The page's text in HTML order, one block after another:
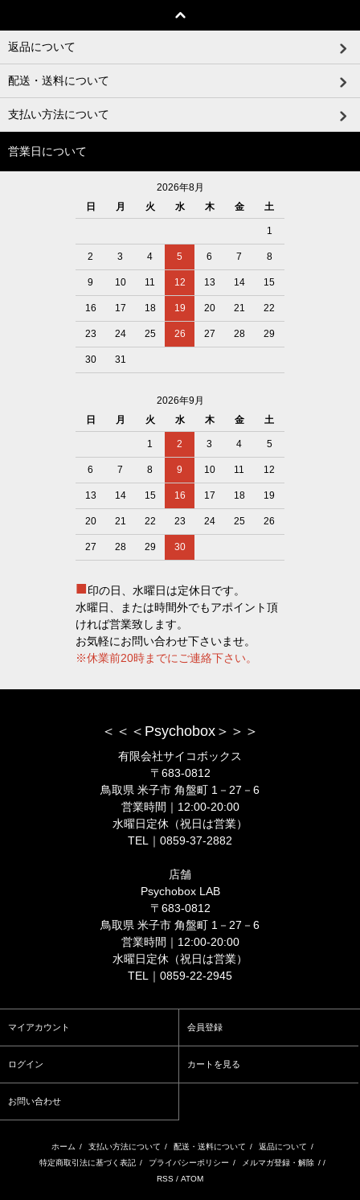
返品について
配送・送料について
支払い方法について
営業日について
2026年8月
日
月 火 水 木 金 土
1
2 3 4 5 6 7 8
9 10 11 12 13 14 15
16 17 18 19 20 21 22
23 24 25 26 27 28 29
30 31
2026年9月
日
月 火 水 木 金 土
1 2 3 4 5
6 7 8 9 10 11 12
13 14 15 16 17 18 19
20 21 22 23 24 25 26
27 28 29 30
■印の日、水曜日は定休日です。
水曜日、または時間外でもアポイント頂
ければ営業致します。
お気軽にお問い合わせ下さいませ。
※休業前20時までにご連絡下さい。
＜＜＜Psychobox＞＞＞
有限会社サイコボックス
〒683-0812
鳥取県 米子市 角盤町 1－27－6
営業時間｜12:00-20:00
水曜日定休（祝日は営業）
TEL｜0859-37-2882
店舗
Psychobox LAB
〒683-0812
鳥取県 米子市 角盤町 1－27－6
営業時間｜12:00-20:00
水曜日定休（祝日は営業）
TEL｜0859-22-2945
マイアカウント 会員登録
ログイン カートを見る
お問い合わせ
ホーム / 支払い方法について / 配送・送料について / 返品について /
特定商取引法に基づく表記 / プライバシーポリシー / メルマガ登録・解除 / /
RSS / ATOM